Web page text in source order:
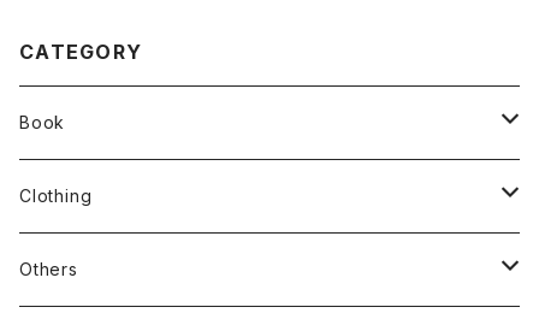
CATEGORY
Book
stacks
新刊本
Clothing
Tees
Others